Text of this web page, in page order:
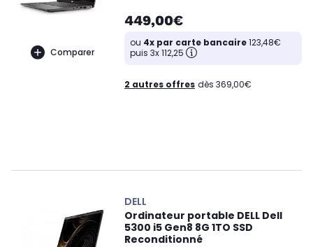
Comparer
449,00€
ou 4x par carte bancaire123,48€
puis 3x 112,25
2 autres offres dès 369,00€
DELL
Ordinateur portable DELL Dell
5300 i5 Gen8 8G 1TO SSD
Reconditionné